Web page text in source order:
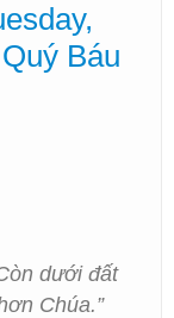
Báu
dưới đất
Chúa.”